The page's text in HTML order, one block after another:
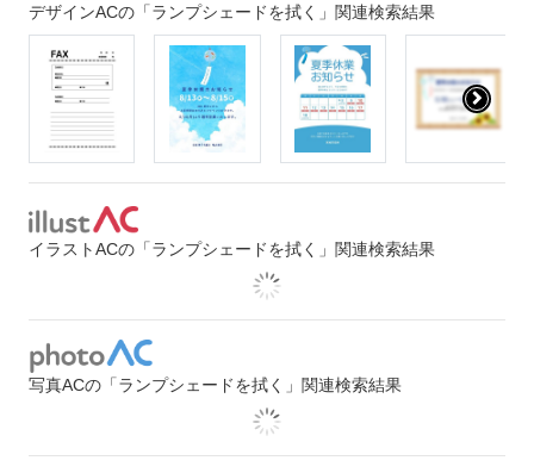
デザインACの「ランプシェードを拭く」関連検索結果
イラストACの「ランプシェードを拭く」関連検索結果
写真ACの「ランプシェードを拭く」関連検索結果